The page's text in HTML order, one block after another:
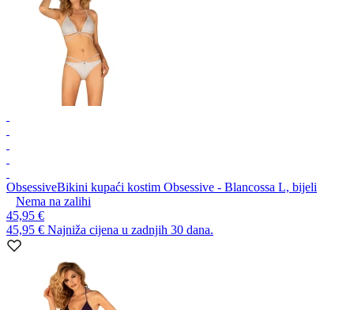
ObsessiveBikini kupaći kostim Obsessive - Blancossa L, bijeli
Nema na zalihi
45,95 €
45,95 € Najniža cijena u zadnjih 30 dana.